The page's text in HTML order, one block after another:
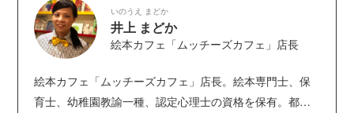
いのうえ まどか
井上 まどか
絵本カフェ「ムッチーズカフェ」店長
絵本カフェ「ムッチーズカフェ」店長。絵本専門士、保
育士、幼稚園教諭一種、認定心理士の資格を保有。都内